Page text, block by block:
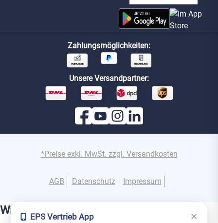
Zahlungsmöglichkeiten:
Unsere Versandpartner:
*Preise exkl. MwSt. zzgl. Versandkosten
AGB Datenschutz Impressum
Wichtige Information
EPS Vertrieb App ×